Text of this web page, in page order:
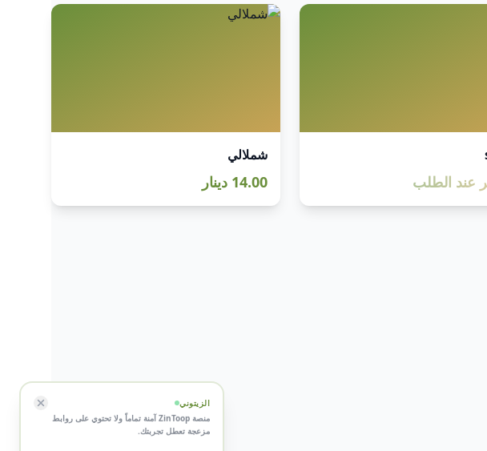
عند الطلب
شملالي
14.00 دينار
الزيتوني
نحن نربط بين منتجي زيت الزيتون التونسي
والمشترين مباشرة وبدون وسطاء.